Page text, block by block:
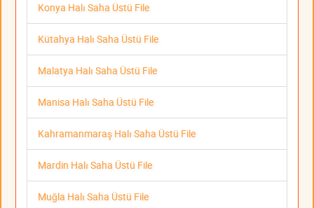
Konya Halı Saha Üstü File
Kütahya Halı Saha Üstü File
Malatya Halı Saha Üstü File
Manisa Halı Saha Üstü File
Kahramanmaraş Halı Saha Üstü File
Mardin Halı Saha Üstü File
Muğla Halı Saha Üstü File